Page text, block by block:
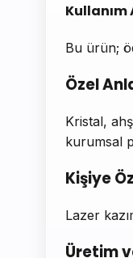
Kullanım
Bu ürün;
Özel
Kristal,
kurumsal
Kişiye
Lazer
Üretim